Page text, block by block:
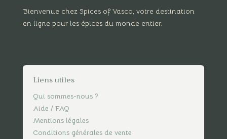
Bienvenue chez Spices of Vasco, votre destination
en ligne pour les épices du monde entier.
Liens utiles
Qui sommes-nous ?
Aide / FAQ
Mentions légales
Conditions générales de vente